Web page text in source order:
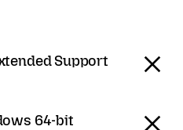
Support
64-bit